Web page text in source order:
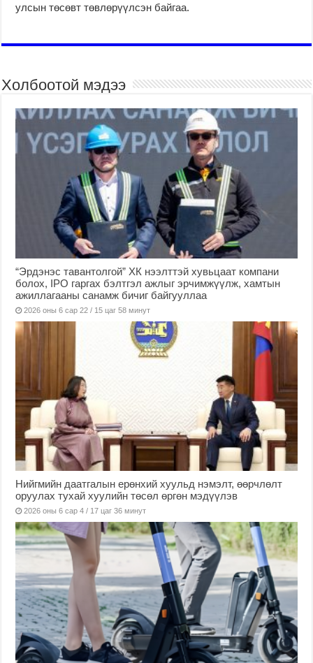
улсын тө­сөвт төвлөрүүлсэн байгаа.
Холбоотой мэдээ
“Эрдэнэс тавантолгой” ХК нээлттэй хувьцаат компани
болох, IPO гаргах бэлтгэл ажлыг эрчимжүүлж, хамтын
ажиллагааны санамж бичиг байгууллаа
2026 оны 6 сар 22 / 15 цаг 58 минут
Нийгмийн даатгалын ерөнхий хуульд нэмэлт, өөрчлөлт
оруулах тухай хуулийн төсөл өргөн мэдүүлэв
2026 оны 6 сар 4 / 17 цаг 36 минут